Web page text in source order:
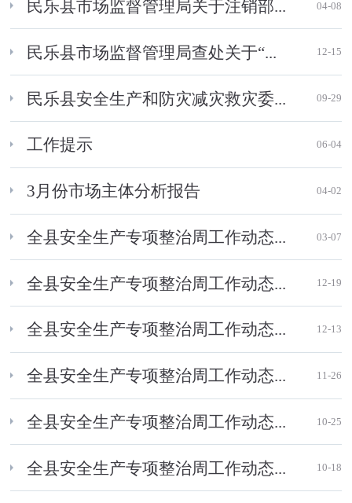
民乐县市场监督管理局关于注销部... 04-08
民乐县市场监督管理局查处关于“... 12-15
民乐县安全生产和防灾减灾救灾委... 09-29
工作提示 06-04
3月份市场主体分析报告 04-02
全县安全生产专项整治周工作动态... 03-07
全县安全生产专项整治周工作动态... 12-19
全县安全生产专项整治周工作动态... 12-13
全县安全生产专项整治周工作动态... 11-26
全县安全生产专项整治周工作动态... 10-25
全县安全生产专项整治周工作动态... 10-18